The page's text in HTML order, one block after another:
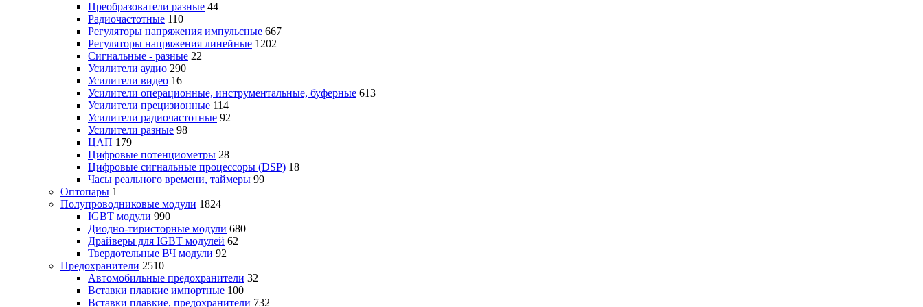
Преобразователи разные 44
Радиочастотные 110
Регуляторы напряжения импульсные 667
Регуляторы напряжения линейные 1202
Сигнальные - разные 22
Усилители аудио 290
Усилители видео 16
Усилители операционные, инструментальные, буферные 613
Усилители прецизионные 114
Усилители радиочастотные 92
Усилители разные 98
ЦАП 179
Цифровые потенциометры 28
Цифровые сигнальные процессоры (DSP) 18
Часы реального времени, таймеры 99
Оптопары 1
Полупроводниковые модули 1824
IGBT модули 990
Диодно-тиристорные модули 680
Драйверы для IGBT модулей 62
Твердотельные ВЧ модули 92
Предохранители 2510
Автомобильные предохранители 32
Вставки плавкие импортные 100
Вставки плавкие, предохранители 732